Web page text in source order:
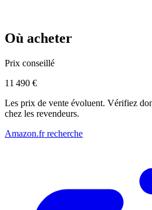
Où acheter
Prix conseillé
11 490 €
Les prix de vente évoluent. Vérifiez
chez les revendeurs.
Amazon.fr recherche